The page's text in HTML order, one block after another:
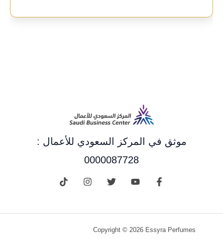
موثق في المركز السعودي للأعمال :
0000087728
Copyright © 2026 Essyra Perfumes